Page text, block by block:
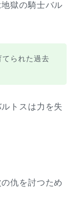
獄の騎士バル
てられた過去
トスは力を失
仇を討つため